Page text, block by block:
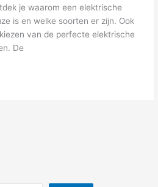
je waarom een elektrische
is en welke soorten er zijn. Ook
van de perfecte elektrische
De